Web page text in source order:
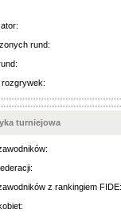
rund:
turniejowa
z rankingiem FIDE: